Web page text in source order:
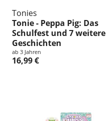
Tonies
Tonie - Peppa Pig: Das
Schulfest und 7 weitere
Geschichten
ab 3 Jahren
16,99 €